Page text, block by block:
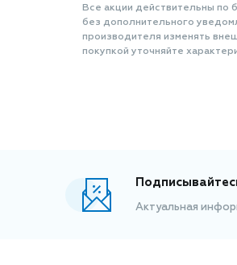
Все акции действительны по
без дополнительного
производителя изменять
покупкой уточняйте
Актуальная